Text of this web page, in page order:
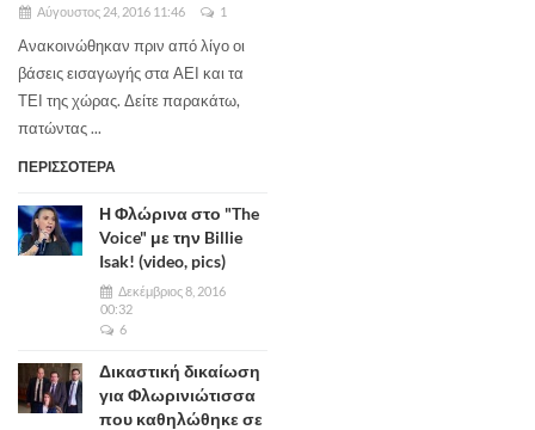
Αύγουστος 24, 2016 11:46 1
Ανακοινώθηκαν πριν από λίγο οι
βάσεις εισαγωγής στα ΑΕΙ και τα
ΤΕΙ της χώρας. Δείτε παρακάτω,
πατώντας ...
ΠΕΡΙΣΣΟΤΕΡΑ
Η Φλώρινα στο "The
Voice" με την Billie
Isak! (video, pics)
Δεκέμβριος 8, 2016
00:32
6
Δικαστική δικαίωση
για Φλωρινιώτισσα
που καθηλώθηκε σε